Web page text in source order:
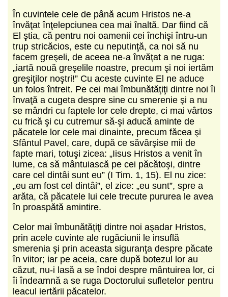
În cuvintele cele de până acum Hristos ne-a
învăţat înţelepciunea cea mai înaltă. Dar fiind că
El ştia, că pentru noi oamenii cei închişi întru-un
trup stricăcios, este cu neputinţă, ca noi să nu
facem greşeli, de aceea ne-a învăţat a ne ruga:
„iartă nouă greşelile noastre, precum şi noi iertăm
greşiţilor noştri!” Cu aceste cuvinte El ne aduce
un folos întreit. Pe cei mai îmbunătăţiţi dintre noi îi
învaţă a cugeta despre sine cu smerenie şi a nu
se mândri cu faptele lor cele drepte, ci mai vârtos
cu frică şi cu cutremur să-şi aducă aminte de
păcatele lor cele mai dinainte, precum făcea şi
Sfântul Pavel, care, după ce săvârşise mii de
fapte mari, totuşi zicea: „Iisus Hristos a venit în
lume, ca să mântuiască pe cei păcătoşi, dintre
care cel dintâi sunt eu” (I Tim. 1, 15). El nu zice:
„eu am fost cel dintâi”, el zice: „eu sunt”, spre a
arăta, că păcatele lui cele trecute pururea le avea
în proaspătă amintire.
Celor mai îmbunătăţiţi dintre noi aşadar Hristos,
prin acele cuvinte ale rugăciunii le insuflă
smerenia şi prin aceasta siguranţa despre păcate
în viitor; iar pe aceia, care după botezul lor au
căzut, nu-i lasă a se îndoi despre mântuirea lor, ci
îi îndeamnă a se ruga Doctorului sufletelor pentru
leacul iertării păcatelor.